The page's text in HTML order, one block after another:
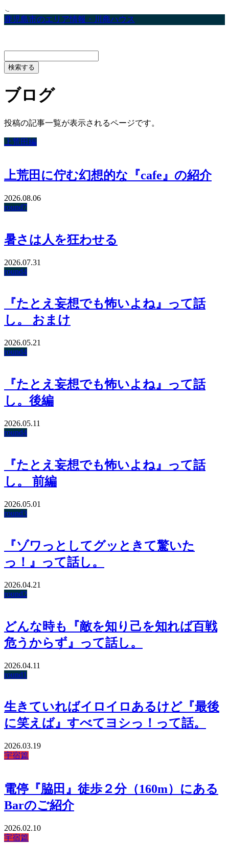
鹿児島市のエリア情報・川商ハウス
ブログ
投稿の記事一覧が表示されるページです。
上荒田編
上荒田に佇む幻想的な『cafe』の紹介
2026.08.06
round7
暑さは人を狂わせる
2026.07.31
round4
『たとえ妄想でも怖いよね』って話
し。 おまけ
2026.05.21
round4
『たとえ妄想でも怖いよね』って話
し。後編
2026.05.11
round4
『たとえ妄想でも怖いよね』って話
し。 前編
2026.05.01
round3
『ゾワっとしてグッときて驚いた
っ！』って話し。
2026.04.21
round2
どんな時も『敵を知り己を知れば百戦
危うからず』って話し。
2026.04.11
round1
生きていればイロイロあるけど『最後
に笑えば』すべてヨシっ！って話。
2026.03.19
宇宿篇
電停『脇田』徒歩２分（160m）にある
Barのご紹介
2026.02.10
宇宿篇